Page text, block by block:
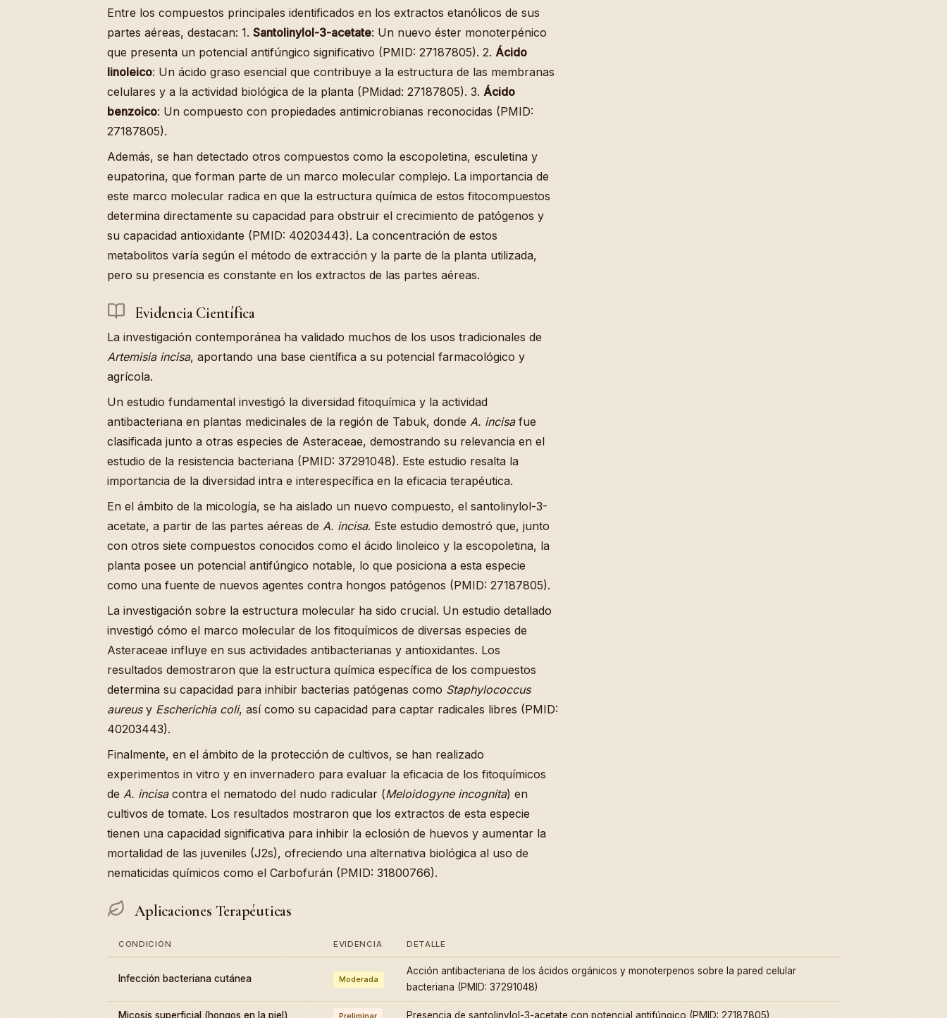
Entre los compuestos principales identificados en los extractos etanólicos de sus
partes aéreas, destacan: 1. Santolinylol-3-acetate: Un nuevo éster monoterpénico
que presenta un potencial antifúngico significativo (PMID: 27187805). 2. Ácido
linoleico: Un ácido graso esencial que contribuye a la estructura de las membranas
celulares y a la actividad biológica de la planta (PMidad: 27187805). 3. Ácido
benzoico: Un compuesto con propiedades antimicrobianas reconocidas (PMID:
27187805).
Además, se han detectado otros compuestos como la escopoletina, esculetina y
eupatorina, que forman parte de un marco molecular complejo. La importancia de
este marco molecular radica en que la estructura química de estos fitocompuestos
determina directamente su capacidad para obstruir el crecimiento de patógenos y
su capacidad antioxidante (PMID: 40203443). La concentración de estos
metabolitos varía según el método de extracción y la parte de la planta utilizada,
pero su presencia es constante en los extractos de las partes aéreas.
Evidencia Científica
La investigación contemporánea ha validado muchos de los usos tradicionales de
Artemisia incisa, aportando una base científica a su potencial farmacológico y
agrícola.
Un estudio fundamental investigó la diversidad fitoquímica y la actividad
antibacteriana en plantas medicinales de la región de Tabuk, donde A. incisafue
clasificada junto a otras especies de Asteraceae, demostrando su relevancia en el
estudio de la resistencia bacteriana (PMID: 37291048). Este estudio resalta la
importancia de la diversidad intra e interespecífica en la eficacia terapéutica.
En el ámbito de la micología, se ha aislado un nuevo compuesto, el santolinylol-3-
acetate, a partir de las partes aéreas de A. incisa. Este estudio demostró que, junto
con otros siete compuestos conocidos como el ácido linoleico y la escopoletina, la
planta posee un potencial antifúngico notable, lo que posiciona a esta especie
como una fuente de nuevos agentes contra hongos patógenos (PMID: 27187805).
La investigación sobre la estructura molecular ha sido crucial. Un estudio detallado
investigó cómo el marco molecular de los fitoquímicos de diversas especies de
Asteraceae influye en sus actividades antibacterianas y antioxidantes. Los
resultados demostraron que la estructura química específica de los compuestos
determina su capacidad para inhibir bacterias patógenas como Staphylococcus
aureusy Escherichia coli, así como su capacidad para captar radicales libres (PMID:
40203443).
Finalmente, en el ámbito de la protección de cultivos, se han realizado
experimentos in vitro y en invernadero para evaluar la eficacia de los fitoquímicos
de A. incisacontra el nematodo del nudo radicular (Meloidogyne incognita) en
cultivos de tomate. Los resultados mostraron que los extractos de esta especie
tienen una capacidad significativa para inhibir la eclosión de huevos y aumentar la
mortalidad de las juveniles (J2s), ofreciendo una alternativa biológica al uso de
nematicidas químicos como el Carbofurán (PMID: 31800766).
Aplicaciones Terapéuticas
CONDICIÓN EVIDENCIA DETALLE
Infección bacteriana cutánea Moderada
Acción antibacteriana de los ácidos orgánicos y monoterpenos sobre la pared celular
bacteriana (PMID: 37291048)
Micosis superficial (hongos en la piel) Preliminar Presencia de santolinylol-3-acetate con potencial antifúngico (PMID: 27187805)